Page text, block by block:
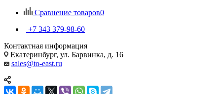
Сравнение товаров0
+7 343 379-98-60
Контактная информация
Екатеринбург, ул. Барвинка, д. 16
sales@to-east.ru